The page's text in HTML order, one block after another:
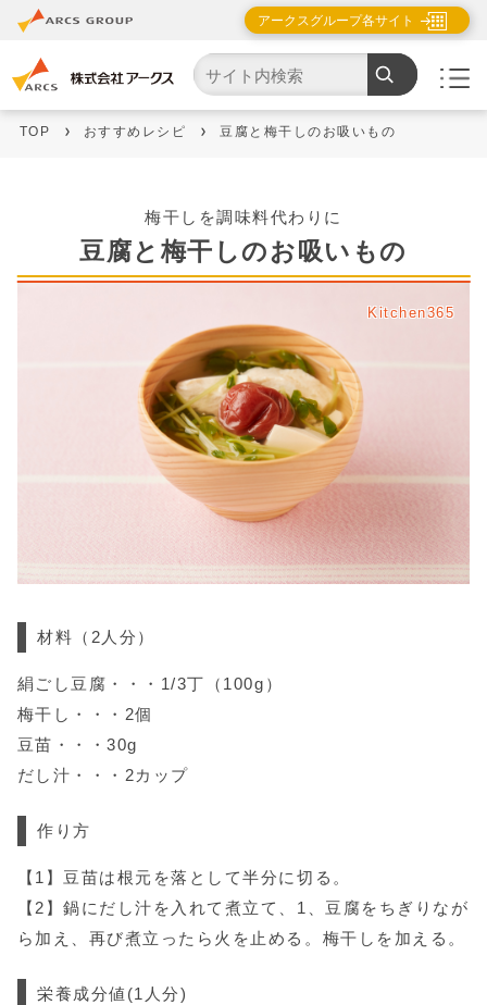
アークスグループ各サイト
TOP おすすめレシピ 豆腐と梅干しのお吸いもの
梅干しを調味料代わりに
豆腐と梅干しのお吸いもの
Kitchen365
材料 （2人分）
絹ごし豆腐・・・1/3丁（100g）
梅干し・・・2個
豆苗・・・30g
だし汁・・・2カップ
作り方
【1】豆苗は根元を落として半分に切る。
【2】鍋にだし汁を入れて煮立て、1、豆腐をちぎりなが
ら加え、再び煮立ったら火を止める。梅干しを加える。
栄養成分値 (1人分)